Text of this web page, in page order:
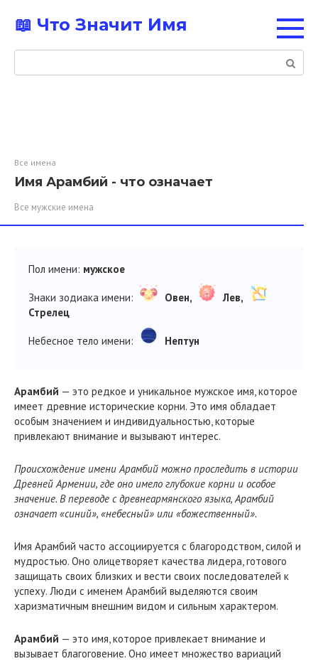
контенту
📖 Что Значит Имя
Поиск:
Все имена
Имя Арамбий - что означает
Все мужские имена
Пол имени: мужское
Знаки зодиака имени: Овен,
Лев,
Стрелец
Небесное тело имени: Нептун
Арамбий — это редкое и уникальное мужское имя, которое
имеет древние исторические корни. Это имя обладает
особым значением и индивидуальностью, которые
привлекают внимание и вызывают интерес.
Происхождение имени Арамбий можно проследить в истории
Древней Армении, где оно имело глубокие корни и особое
значение. В переводе с древнеармянского языка, Арамбий
означает «синий», «небесный» или «божественный».
Имя Арамбий часто ассоциируется с благородством, силой и
мудростью. Оно олицетворяет качества лидера, готового
защищать своих близких и вести своих последователей к
успеху. Люди с именем Арамбий выделяются своим
харизматичным внешним видом и сильным характером.
Арамбий — это имя, которое привлекает внимание и
вызывает благоговение. Оно имеет множество вариаций